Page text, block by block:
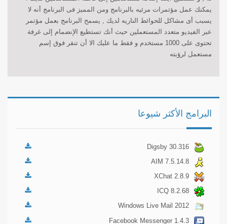
يمكنك عمل مؤتمرات مرئيه بالبرنامج ومن المميز فى البرنامج أنه لا
يسبب أى مشاكل للحوائط الناريه لديك , يسمح البرنامج بعمل مؤتمر
عبر الفيديو متعدد المستعملين حيث أنك تستطيع الإنضمام إلى غرفة
تحتوى على 1000 مستخدم و فقط ما عليك الا أن تنقر فوق إسم
مستعمل لرؤيته
البرامج الأكثر شيوعا
Digsby 30.316
AIM 7.5.14.8
XChat 2.8.9
ICQ 8.2.68
Windows Live Mail 2012
16.4.3508
Facebook Messenger 1.4.3